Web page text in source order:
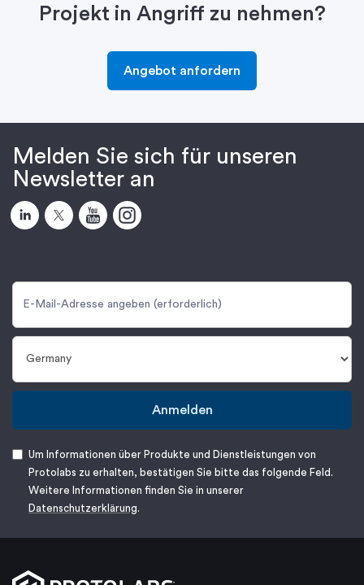
Projekt in Angriff zu nehmen?
Angebot anfordern
Melden Sie sich für unseren
Newsletter an
Anmelden
Um Informationen über Produkte und Dienstleistungen von
Protolabs zu erhalten, bestätigen Sie bitte das folgende Feld.
Weitere Informationen finden Sie in unserer
Datenschutzerklärung.